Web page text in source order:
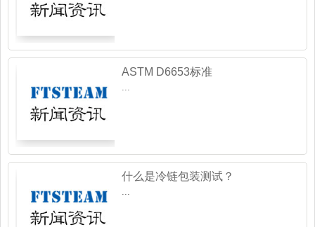
ASTM D6653标准
...
什么是冷链包装测试？